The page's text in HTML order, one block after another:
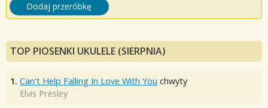
Dodaj przeróbkę
TOP PIOSENKI UKULELE (SIERPNIA)
1. Can't Help Falling In Love With You chwyty
Elvis Presley